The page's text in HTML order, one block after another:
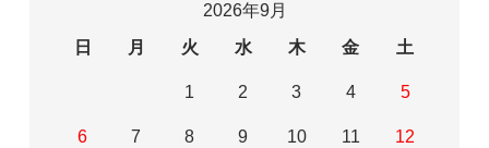
2026年9月
日
月 火 水 木 金 土
1 2 3 4 5
6 7 8 9 10 11 12